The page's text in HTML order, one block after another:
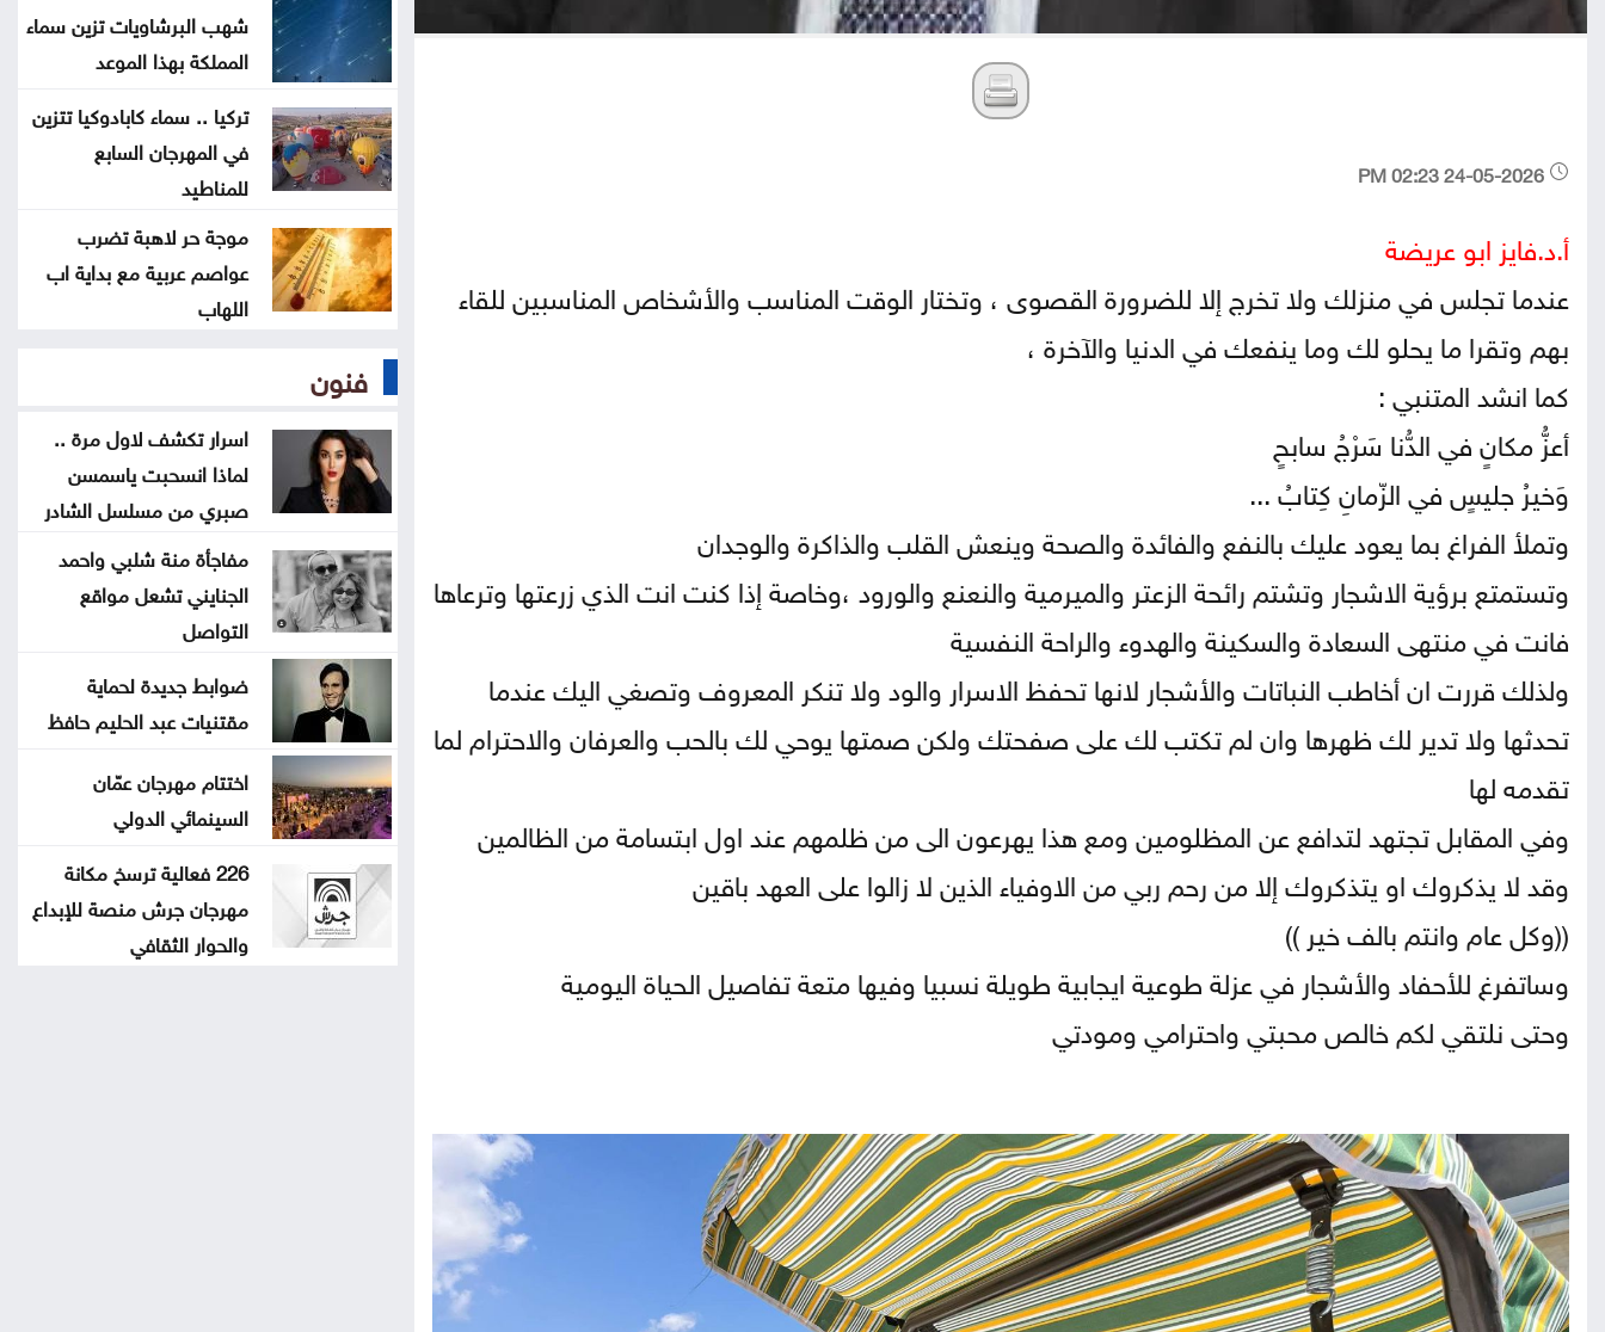
أ.د.فايز ابو عريضة
عندما تجلس في منزلك ولا تخرج إلا للضرورة القصوى ، وتختار الوقت المناسب والأشخاص المناسبين للقاء
بهم وتقرا ما يحلو لك وما ينفعك في الدنيا والآخرة ،
كما انشد المتنبي :
أعزُّ مكانٍ في الدُّنا سَرْجُ سابحٍ
وَخيرُ جليسٍ في الزّمانِ كِتابُ ...
وتملأ الفراغ بما يعود عليك بالنفع والفائدة والصحة وينعش القلب والذاكرة والوجدان
وتستمتع برؤية الاشجار وتشتم رائحة الزعتر والميرمية والنعنع والورود ،وخاصة إذا كنت انت الذي زرعتها وترعاها
فانت في منتهى السعادة والسكينة والهدوء والراحة النفسية
ولذلك قررت ان أخاطب النباتات والأشجار لانها تحفظ الاسرار والود ولا تنكر المعروف وتصغي اليك عندما
تحدثها ولا تدير لك ظهرها وان لم تكتب لك على صفحتك ولكن صمتها يوحي لك بالحب والعرفان والاحترام لما
تقدمه لها
وفي المقابل تجتهد لتدافع عن المظلومين ومع هذا يهرعون الى من ظلمهم عند اول ابتسامة من الظالمين
وقد لا يذكروك او يتذكروك إلا من رحم ربي من الاوفياء الذين لا زالوا على العهد باقين
((وكل عام وانتم بالف خير ))
وساتفرغ للأحفاد والأشجار في عزلة طوعية ايجابية طويلة نسبيا وفيها متعة تفاصيل الحياة اليومية
وحتى نلتقي لكم خالص محبتي واحترامي ومودتي
أعيان: مواقف الملك تعكس التزامًا
أردنيًا راسخًا بالدفاع عن القدس
إيران: مفاوضات مضيق هرمز مع
عُمان في مراحلها النهائية
الرئيس الإيراني: صعوبة التواصل مع
المرشد مجتبى خامنئي
شهب البرشاويات تزين سماء
المملكة بهذا الموعد
تركيا .. سماء كابادوكيا تتزين
في المهرجان السابع
للمناطيد
موجة حر لاهبة تضرب
عواصم عربية مع بداية اب
اللهاب
فنون
اسرار تكشف لاول مرة ..
لماذا انسحبت ياسمسن
صبري من مسلسل الشادر
مفاجأة منة شلبي واحمد
الجنايني تشعل مواقع
التواصل
ضوابط جديدة لحماية
مقتنيات عبد الحليم حافظ
اختتام مهرجان عمّان
السينمائي الدولي
226 فعالية ترسخ مكانة
مهرجان جرش منصة للإبداع
والحوار الثقافي